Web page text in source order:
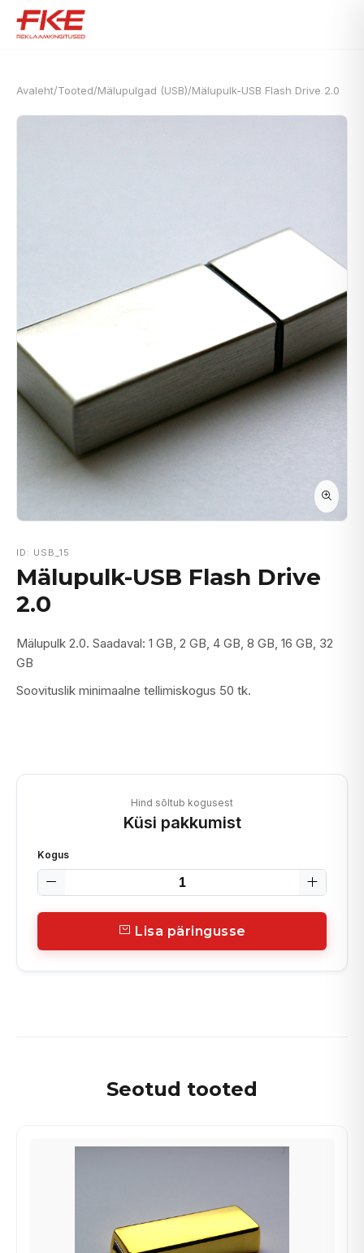
Avaleht/Tooted/Mälupulgad (USB)/Mälupulk-USB Flash Drive 2.0
ID: USB_15
Mälupulk-USB Flash Drive
2.0
Mälupulk 2.0. Saadaval: 1 GB, 2 GB, 4 GB, 8 GB, 16 GB, 32
GB
Soovituslik minimaalne tellimiskogus 50 tk.
Hind sõltub kogusest
Küsi pakkumist
Kogus
Lisa päringusse
Seotud tooted